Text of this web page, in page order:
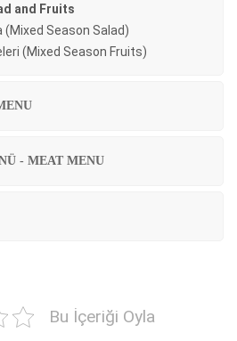
and Fruits
(Mixed Season Salad)
(Mixed Season Fruits)
- MEAT MENU
Bu İçeriği Oyla